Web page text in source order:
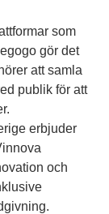
som
gör det
att samla
publik för att
erbjuder
och